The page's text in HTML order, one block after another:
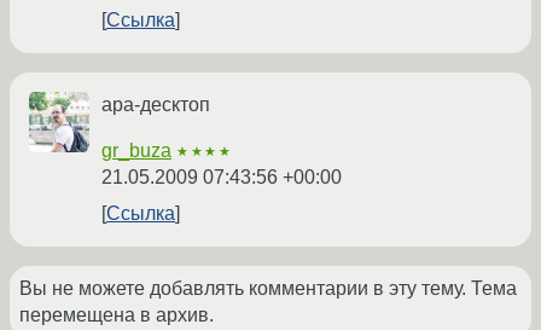
Ссылка
ара-десктоп
gr_buza ★★★★
21.05.2009 07:43:56 +00:00
Ссылка
Вы не можете добавлять комментарии в эту тему. Тема
перемещена в архив.